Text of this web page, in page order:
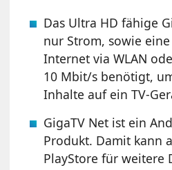
Das Ultra HD fähige
nur Strom, sowie
Internet via WLAN
10 Mbit/s benötigt,
Inhalte auf ein TV-
GigaTV Net ist ein
Produkt. Damit kann
PlayStore für weitere